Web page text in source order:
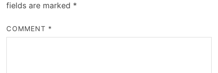
fields are marked *
COMMENT *